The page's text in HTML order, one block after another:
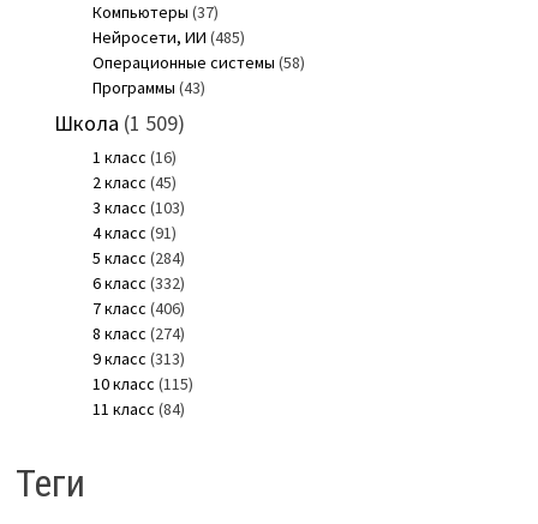
Компьютеры (37)
Нейросети, ИИ (485)
Операционные системы (58)
Программы (43)
Школа (1 509)
1 класс (16)
2 класс (45)
3 класс (103)
4 класс (91)
5 класс (284)
6 класс (332)
7 класс (406)
8 класс (274)
9 класс (313)
10 класс (115)
11 класс (84)
Теги